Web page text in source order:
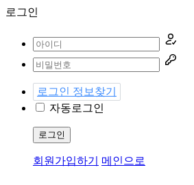
로그인
로그인 정보찾기
자동로그인
로그인
회원가입하기 메인으로